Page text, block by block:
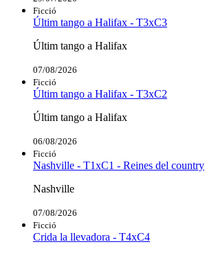
Ficció
Últim tango a Halifax - T3xC3
Últim tango a Halifax
07/08/2026
Ficció
Últim tango a Halifax - T3xC2
Últim tango a Halifax
06/08/2026
Ficció
Nashville - T1xC1 - Reines del country
Nashville
07/08/2026
Ficció
Crida la llevadora - T4xC4